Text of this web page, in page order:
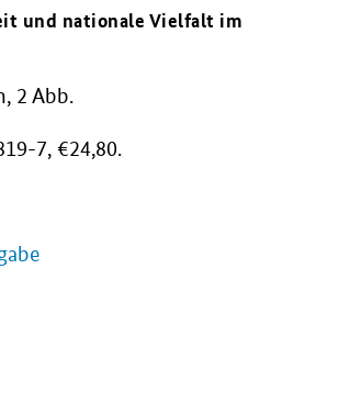
und nationale Vielfalt im
2 Abb.
7, €24,80.